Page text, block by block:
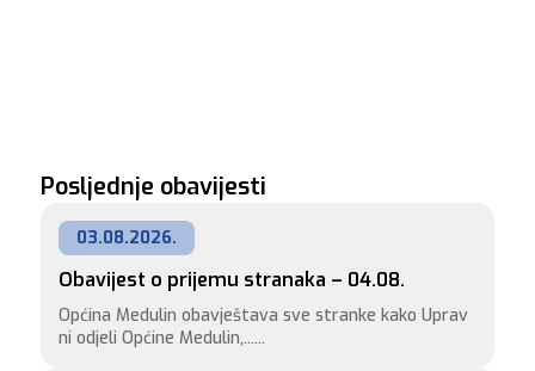
Posljednje obavijesti
03.08.2026.
Obavijest o prijemu stranaka – 04.08.
Općina Medulin obavještava sve stranke kako Uprav
ni odjeli Općine Medulin,......